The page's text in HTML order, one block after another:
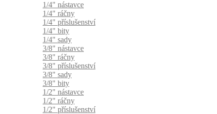
1/4" nástavce
1/4" ráčny
1/4" příslušenství
1/4" bity
1/4" sady
3/8" nástavce
3/8" ráčny
3/8" příslušenství
3/8" sady
3/8" bity
1/2" nástavce
1/2" ráčny
1/2" příslušenství